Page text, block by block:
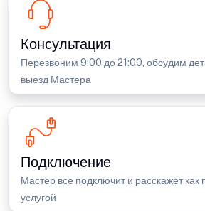
Консультация
Перезвоним 9:00 до 21:00, обсудим
выезд Мастера
Подключение
Мастер все подключит и расскажет как
услугой